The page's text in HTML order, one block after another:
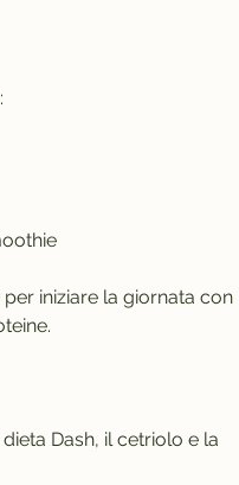
iniziare la giornata con
Dash, il cetriolo e la